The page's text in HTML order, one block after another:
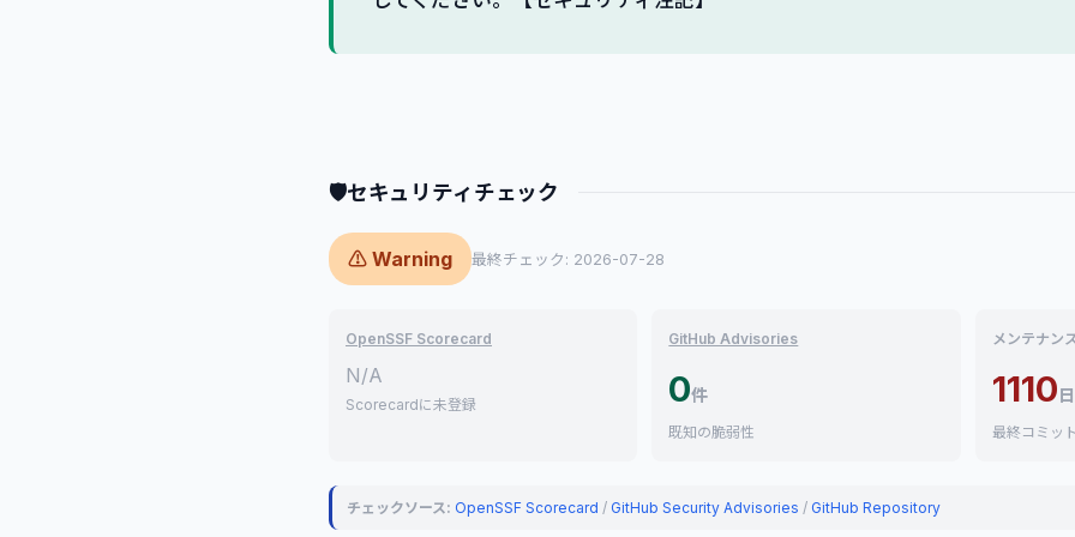
🛡セキュリティチェック
⚠ Warning 最終チェック: 2026-07-28
OpenSSF Scorecard
N/A
Scorecardに未登録
GitHub Advisories
0件
既知の脆弱性
メンテナン
1110
最終コミット
チェックソース: OpenSSF Scorecard / GitHub Security Advisories / GitHub Repository